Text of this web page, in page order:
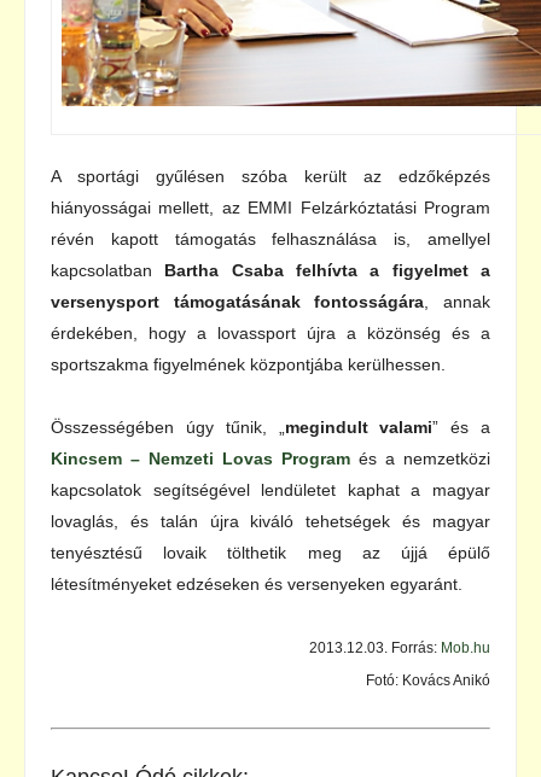
A sportági gyűlésen szóba került az edzőképzés
hiányosságai mellett, az EMMI Felzárkóztatási Program
révén kapott támogatás felhasználása is, amellyel
kapcsolatban Bartha Csaba felhívta a figyelmet a
versenysport támogatásának fontosságára , annak
érdekében, hogy a lovassport újra a közönség és a
sportszakma figyelmének központjába kerülhessen.
Összességében úgy tűnik, „ megindult valami” és a
Kincsem – Nemzeti Lovas Program és a nemzetközi
kapcsolatok segítségével lendületet kaphat a magyar
lovaglás, és talán újra kiváló tehetségek és magyar
tenyésztésű lovaik tölthetik meg az újjá épülő
létesítményeket edzéseken és versenyeken egyaránt.
2013.12.03. Forrás: Mob.hu
Fotó: Kovács Anikó